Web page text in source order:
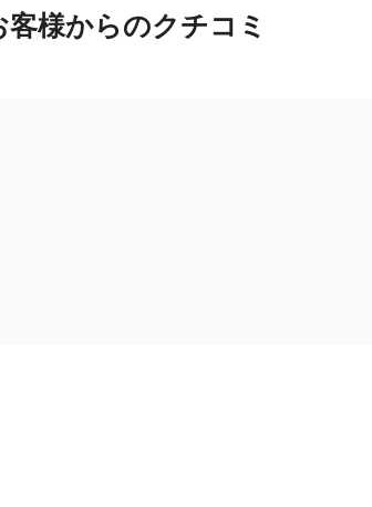
客様からのクチコミ